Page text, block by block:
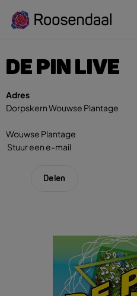
UITagenda
Fietsen
DE PIN LIVE
Adres
Dorpskern Wouwse Plantage
Wouwse Plantage
Stuur een e-mail
Delen